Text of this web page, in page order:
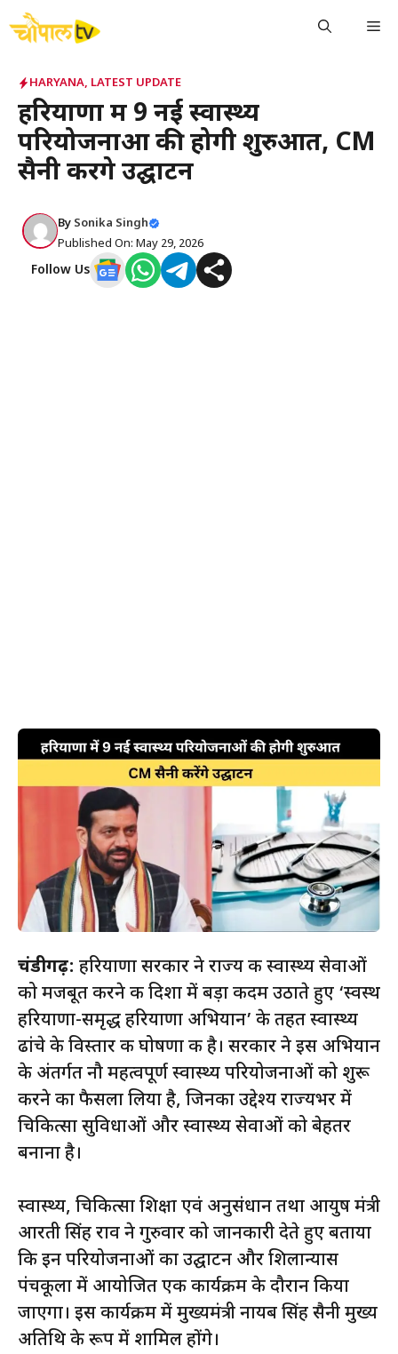
Skip
HARYANA, LATEST UPDATE
हरियाणा में 9 नई स्वास्थ्य
परियोजनाओं की होगी शुरुआत, CM
सैनी करेंगे उद्घाटन
By Sonika Singh
Published On: May 29, 2026
Follow Us
चंडीगढ़: हरियाणा सरकार ने राज्य की स्वास्थ्य सेवाओं
को मजबूत करने की दिशा में बड़ा कदम उठाते हुए ‘स्वस्थ
हरियाणा-समृद्ध हरियाणा अभियान’ के तहत स्वास्थ्य
ढांचे के विस्तार की घोषणा की है। सरकार ने इस अभियान
के अंतर्गत नौ महत्वपूर्ण स्वास्थ्य परियोजनाओं को शुरू
करने का फैसला लिया है, जिनका उद्देश्य राज्यभर में
चिकित्सा सुविधाओं और स्वास्थ्य सेवाओं को बेहतर
बनाना है।
स्वास्थ्य, चिकित्सा शिक्षा एवं अनुसंधान तथा आयुष मंत्री
आरती सिंह राव ने गुरुवार को जानकारी देते हुए बताया
कि इन परियोजनाओं का उद्घाटन और शिलान्यास
पंचकूला में आयोजित एक कार्यक्रम के दौरान किया
जाएगा। इस कार्यक्रम में मुख्यमंत्री नायब सिंह सैनी मुख्य
अतिथि के रूप में शामिल होंगे।